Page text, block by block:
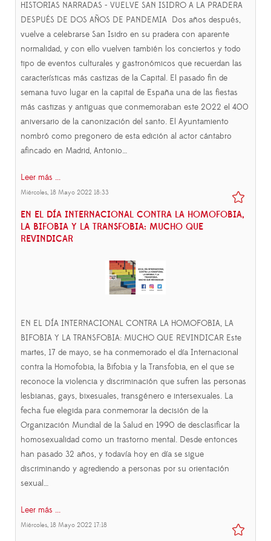
HISTORIAS NARRADAS - VUELVE SAN ISIDRO A LA PRADERA
DESPUÉS DE DOS AÑOS DE PANDEMIA Dos años después,
vuelve a celebrarse San Isidro en su pradera con aparente
normalidad, y con ello vuelven también los conciertos y todo
tipo de eventos culturales y gastronómicos que recuerdan las
características más castizas de la Capital. El pasado fin de
semana tuvo lugar en la capital de España una de las fiestas
más castizas y antiguas que conmemoraban este 2022 el 400
aniversario de la canonización del santo. El Ayuntamiento
nombró como pregonero de esta edición al actor cántabro
afincado en Madrid, Antonio…
Leer más ...
Miércoles, 18 Mayo 2022 18:33
EN EL DÍA INTERNACIONAL CONTRA LA HOMOFOBIA,
LA BIFOBIA Y LA TRANSFOBIA: MUCHO QUE
REVINDICAR
EN EL DÍA INTERNACIONAL CONTRA LA HOMOFOBIA, LA
BIFOBIA Y LA TRANSFOBIA: MUCHO QUE REVINDICAR Este
martes, 17 de mayo, se ha conmemorado el día Internacional
contra la Homofobia, la Bifobia y la Transfobia, en el que se
reconoce la violencia y discriminación que sufren las personas
lesbianas, gays, bixesuales, transgénero e intersexuales. La
fecha fue elegida para conmemorar la decisión de la
Organización Mundial de la Salud en 1990 de desclasificar la
homosexualidad como un trastorno mental. Desde entonces
han pasado 32 años, y todavía hoy en día se sigue
discriminando y agrediendo a personas por su orientación
sexual…
Leer más ...
Miércoles, 18 Mayo 2022 17:18